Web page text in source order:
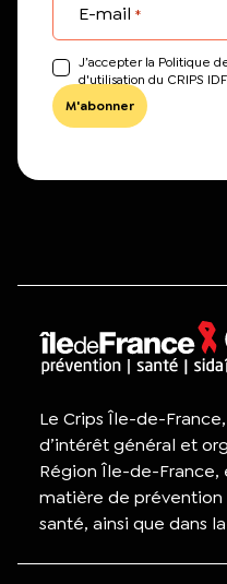
E-mail *
J’accepter la Politique
d'utilisation du CRIPS
Le Crips Île-de-
d’intérêt général et
Région Île-de-France,
matière de
santé, ainsi que dans